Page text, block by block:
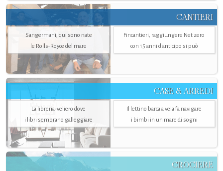
CANTIERI
Sangermani, qui sono nate
le Rolls-Royce del mare
Fincantieri, raggiungere Net zero
con 15 anni d'anticipo si può
CASE & ARREDI
La libreria-veliero dove
i libri sembrano galleggiare
Il lettino barca a vela fa navigare
i bimbi in un mare di sogni
CROCIERE